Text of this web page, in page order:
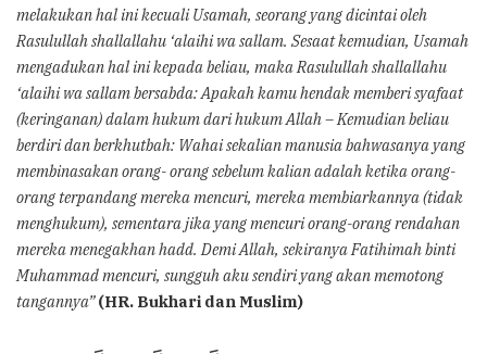
melakukan hal ini kecuali Usamah, seorang yang dicintai oleh
Rasulullah shallallahu ‘alaihi wa sallam. Sesaat kemudian, Usamah
mengadukan hal ini kepada beliau, maka Rasulullah shallallahu
‘alaihi wa sallam bersabda: Apakah kamu hendak memberi syafaat
(keringanan) dalam hukum dari hukum Allah – Kemudian beliau
berdiri dan berkhutbah: Wahai sekalian manusia bahwasanya yang
membinasakan orang- orang sebelum kalian adalah ketika orang-
orang terpandang mereka mencuri, mereka membiarkannya (tidak
menghukum), sementara jika yang mencuri orang-orang rendahan
mereka menegakhan hadd. Demi Allah, sekiranya Fatihimah binti
Muhammad mencuri, sungguh aku sendiri yang akan memotong
tangannya” (HR. Bukhari dan Muslim)